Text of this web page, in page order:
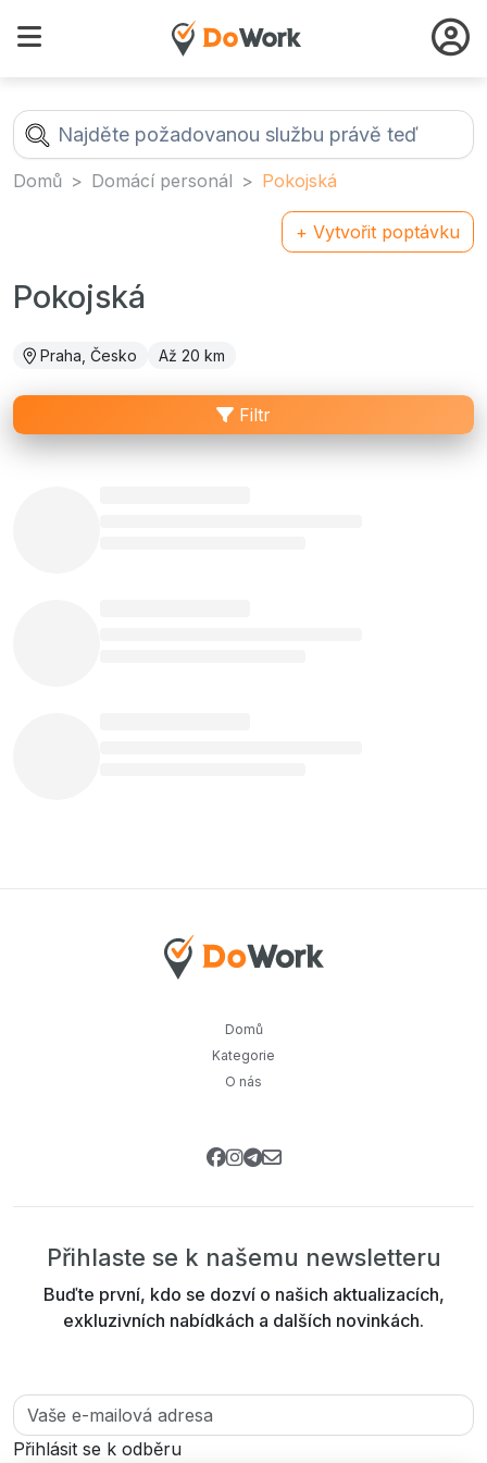
Domů Domácí personál Pokojská
+ Vytvořit poptávku
Pokojská
Praha, Česko Až 20 km
Filtr
Domů
Kategorie
O nás
Přihlaste se k našemu newsletteru
Buďte první, kdo se dozví o našich aktualizacích,
exkluzivních nabídkách a dalších novinkách.
Přihlásit se k odběru